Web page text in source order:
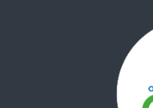
Saltar al contenido